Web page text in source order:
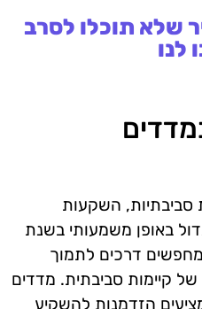
שלא תוכלו לסרב
לנו
סביבתיות, השקעות
באופן משמעותי בשנת
מחפשים דרכים לתמוך
קיימות סביבתית. מדדים
הזדמנות להשקיע